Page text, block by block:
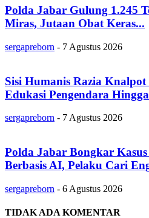
Polda Jabar Gulung 1.245
Miras, Jutaan Obat Keras...
sergapreborn - 7 Agustus 2026
Sisi Humanis Razia
Edukasi Pengendara
sergapreborn - 7 Agustus 2026
Polda Jabar Bongkar
Berbasis AI, Pelaku Cari
sergapreborn - 6 Agustus 2026
TIDAK ADA KOMENTAR